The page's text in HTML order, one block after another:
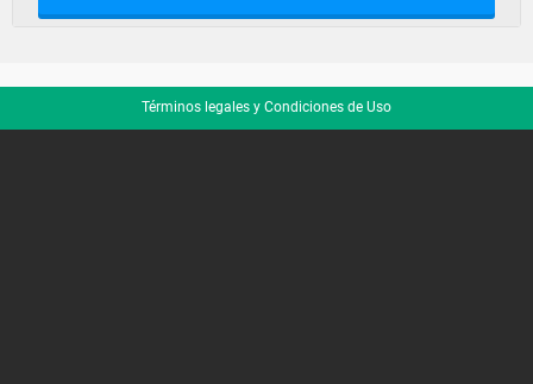
Términos legales y Condiciones de Uso